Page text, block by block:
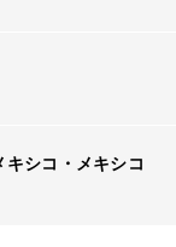
シコ・メキシコ